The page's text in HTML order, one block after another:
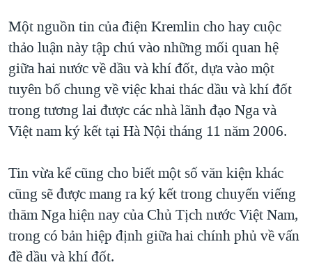
"Tìm"NGƯỜI VIỆT HẢI NGOẠI
ĐỜI SỐNG
SỨC KHOẺ
THỂ THAO
GIÁO DỤC
HÀNH TRÌNH BẦU CỬ 2024
MỘT NĂM CHIẾN TRANH TẠI DẢI GAZA
GIẢI MÃ VÀNH ĐAI & CON ĐƯỜNG
NGÀY TỊ NẠN THẾ GIỚI
TRỊNH VĨNH BÌNH - NGƯỜI HẠ 'BÊN THẮNG CUỘC'
GROUND ZERO – XƯA VÀ NAY
CHI PHÍ CHIẾN TRANH AFGHANISTAN
CÁC GIÁ TRỊ CỘNG HÒA Ở VIỆT NAM
THƯỢNG ĐỈNH TRUMP-KIM TẠI VIỆT NAM
VIDEO
NGHE
MẠNG XÃ HỘI
Một nguồn tin của điện Kremlin cho hay cuộc
thảo luận này tập chú vào những mối quan hệ
giữa hai nước về dầu và khí đốt, dựa vào một
tuyên bố chung về việc khai thác dầu và khí đốt
trong tương lai được các nhà lãnh đạo Nga và
Việt nam ký kết tại Hà Nội tháng 11 năm 2006.
Tin vừa kể cũng cho biết một số văn kiện khác
cũng sẽ được mang ra ký kết trong chuyến viếng
thăm Nga hiện nay của Chủ Tịch nước Việt Nam,
trong có bản hiệp định giữa hai chính phủ về vấn
đề dầu và khí đốt.